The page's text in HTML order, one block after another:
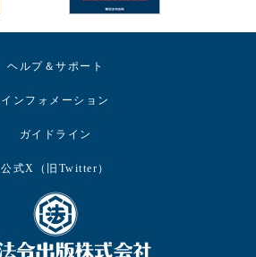
ヘルプ＆サポート
インフォメーション
ガイドライン
公式X（旧Twitter）